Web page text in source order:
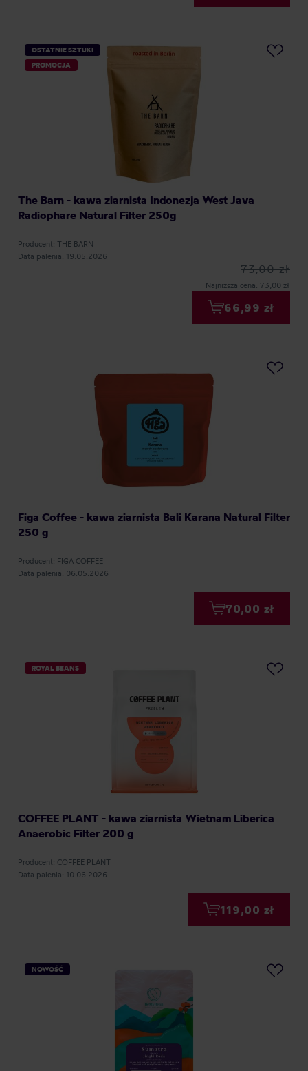
OSTATNIE SZTUKI
PROMOCJA
The Barn - kawa ziarnista Indonezja West Java
Radiophare Natural Filter 250g
Producent: THE BARN
Data palenia: 19.05.2026
73,00 zł
Najniższa cena: 73,00 zł
66,99 zł
Figa Coffee - kawa ziarnista Bali Karana Natural Filter
250 g
Producent: FIGA COFFEE
Data palenia: 06.05.2026
70,00 zł
ROYAL BEANS
COFFEE PLANT - kawa ziarnista Wietnam Liberica
Anaerobic Filter 200 g
Producent: COFFEE PLANT
Data palenia: 10.06.2026
119,00 zł
NOWOŚĆ